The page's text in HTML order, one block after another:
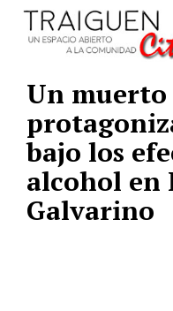
Un muerto
bajo los
alcohol en
Galvarino